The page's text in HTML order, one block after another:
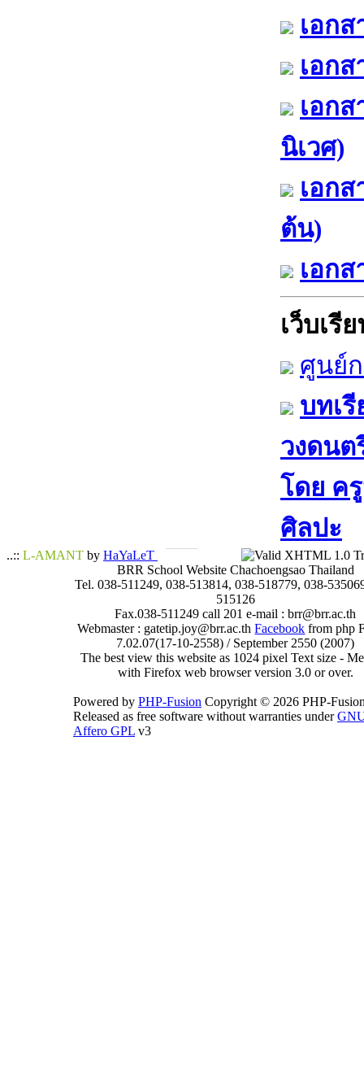
เอก
เอก
เอก
นิเวศ)
เอก
ต้น)
เอก
เว็บเรี
ศูนย์
บทเ
วงดน
โดย​ ค
ศิลปะ
..:: L-AMANT by HaYaLeT
BRR School Website Chachoengsao Thailand
Tel. 038-511249, 038-513814, 038-518779, 038-
515126
Fax.038-511249 call 201 e-mail : brr@brr.ac.th
Webmaster : gatetip.joy@brr.ac.thFacebook from php
7.02.07(17-10-2558) / September 2550 (2007)
The best view this website as 1024 pixel Text size -
with Firefox web browser version 3.0 or over.
Powered by PHP-Fusion Copyright © 2026 PHP-
Released as free software without warranties under
Affero GPL v3